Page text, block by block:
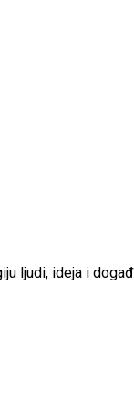
ljudi, ideja i